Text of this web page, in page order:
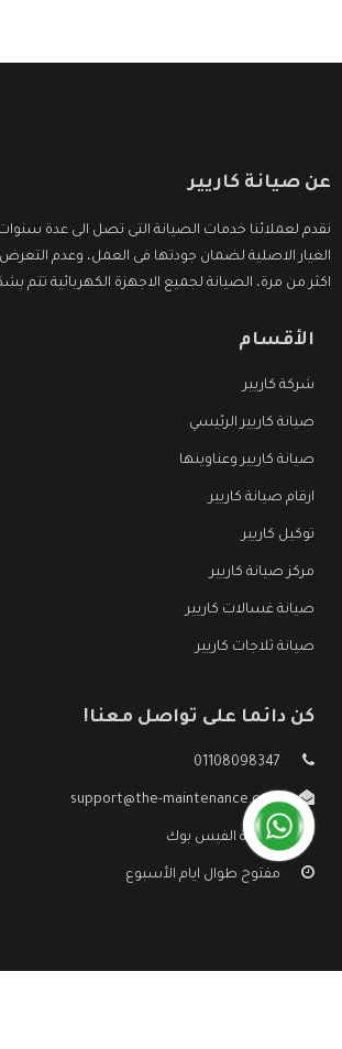
عن صيانة كاريير
نقدم لعملائنا خدمات الصيانة التى تصل الى عدة
الغيار الاصلية لضمان جودتها فى العمل، وعدم
اكثر من مرة، الصيانة لجميع الاجهزة الكهربائية تتم
الأقسام
شركة كاريير
صيانة كاريير الرئيسي
صيانة كاريير وعناوينها
ارقام صيانة كاريير
توكيل كاريير
مركز صيانة كاريير
صيانة غسالات كاريير
صيانة ثلاجات كاريير
كن دائما على تواصل معنا!
01108098347
support@the-maintenance.com
صفحة الفيس بوك
مفتوح طوال ايام الأسبوع